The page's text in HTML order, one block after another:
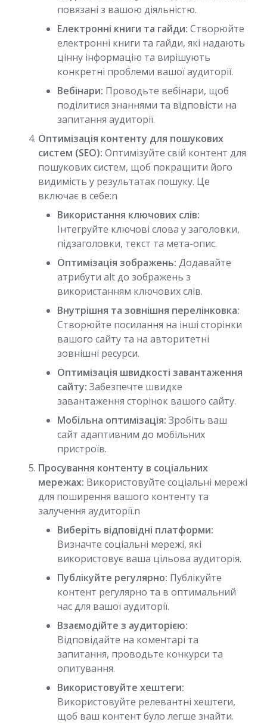
повязані з вашою діяльністю.
Електронні книги та гайди: Створюйте
електронні книги та гайди, які надають
цінну інформацію та вирішують
конкретні проблеми вашої аудиторії.
Вебінари: Проводьте вебінари, щоб
поділитися знаннями та відповісти на
запитання аудиторії.
Оптимізація контенту для пошукових
систем (SEO): Оптимізуйте свій контент для
пошукових систем, щоб покращити його
видимість у результатах пошуку. Це
включає в себе:n
Використання ключових слів:
Інтегруйте ключові слова у заголовки,
підзаголовки, текст та мета-опис.
Оптимізація зображень: Додавайте
атрибути alt до зображень з
використанням ключових слів.
Внутрішня та зовнішня перелінковка:
Створюйте посилання на інші сторінки
вашого сайту та на авторитетні
зовнішні ресурси.
Оптимізація швидкості завантаження
сайту: Забезпечте швидке
завантаження сторінок вашого сайту.
Мобільна оптимізація: Зробіть ваш
сайт адаптивним до мобільних
пристроїв.
Просування контенту в соціальних
мережах: Використовуйте соціальні мережі
для поширення вашого контенту та
залучення аудиторії.n
Виберіть відповідні платформи:
Визначте соціальні мережі, які
використовує ваша цільова аудиторія.
Публікуйте регулярно: Публікуйте
контент регулярно та в оптимальний
час для вашої аудиторії.
Взаємодійте з аудиторією:
Відповідайте на коментарі та
запитання, проводьте конкурси та
опитування.
Використовуйте хештеги:
Використовуйте релевантні хештеги,
щоб ваш контент було легше знайти.